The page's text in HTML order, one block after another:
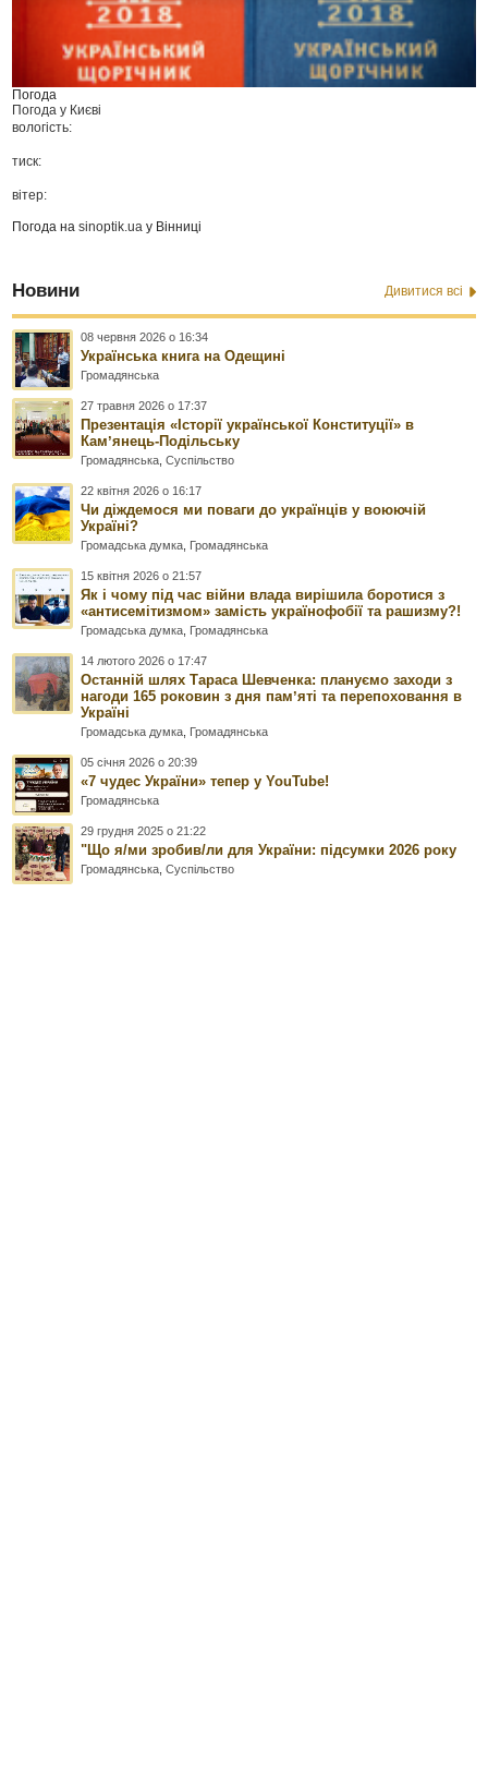
Погода
Погода у Києві
вологість:
тиск:
вітер:
Погода наsinoptik.ua у Вінниці
Новини Дивитися всі
08 червня 2026 о 16:34
Українська книга на Одещині
Громадянська
27 травня 2026 о 17:37
Презентація «Історії української Конституції» в
Камʼянець-Подільську
Громадянська ,Суспільство
22 квітня 2026 о 16:17
Чи діждемося ми поваги до українців у воюючій
Україні?
Громадська думка Громадянська
15 квітня 2026 о 21:57
Як і чому під час війни влада вирішила боротися з
«антисемітизмом» замість українофобії та рашизму?!
Громадська думка Громадянська
14 лютого 2026 о 17:47
Останній шлях Тараса Шевченка: плануємо заходи з
нагоди 165 роковин з дня памʼяті та перепоховання в
Україні
Громадська думка Громадянська
05 січня 2026 о 20:39
«7 чудес України» тепер у YouTube!
Громадянська
29 грудня 2025 о 21:22
"Що я/ми зробив/ли для України: підсумки 2026 року
Громадянська ,Суспільство